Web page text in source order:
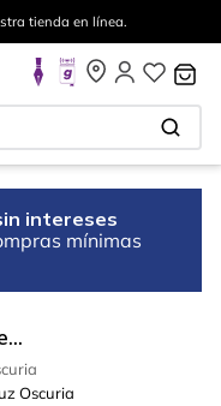
tienda en línea.
intereses
mínimas
Oscuria